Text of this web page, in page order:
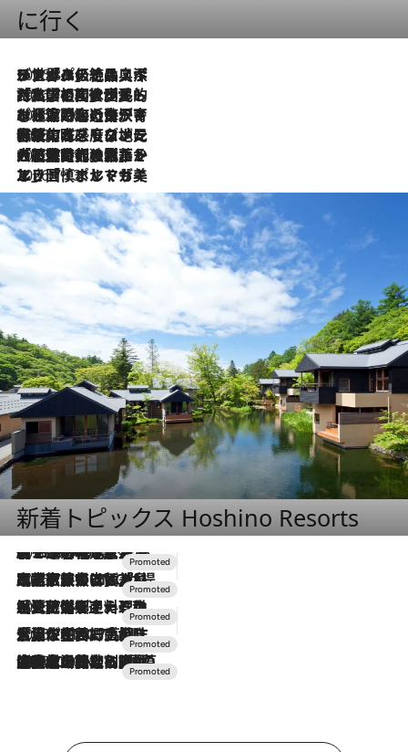
に行く
2026.8.8
リスボンの絶品スイーツ「パステル・デ・ナタ」とは？ポルトガル伝統の奥深い世界へ
2026.7.27
「私の祖国はポルトガル語です」国民的詩人フェルナンド・ペソアと、彼が愛した文学の街を歩く
2026.7.26
ポルトガル近海が育む極上の海の幸。キリリと冷えた白ワインと愉しむ、シーフード専門店の贅沢
2026.7.22
伝統の味をモダンに昇華。高感度な地元客が集う、リスボンの最旬ガストロノミー
2026.7.21
大航海時代の栄華から、震災、独裁、そして革命へ。ポルトガル・首都リスボンの石畳に刻まれた「歴史の光と影」
2026.7.13
エッセイ・ヤマザキマリ「慎ましくも美しき国 ポルトガル」
新着トピックス Hoshino Resorts
2026.8.7
【トンボの足水浴】ヒノキの香りに包まれて涼感マックス！約13℃の湧水かけ流しを避暑地「星野温泉 トンボの湯」で体験
2026.7.31
【ホテル帰省】という選択肢をOMOが提案。家族とほどよい距離を保つには「昼は実家、夜は気兼ねなくホテルで！」
2026.7.24
【夏限定ディナーコース】旬を迎える稚鮎や花ズッキーニなどをイタリア・トスカーナの郷土料理の手法で満喫！
2026.7.17
「土佐和ハーブかき氷」がOMO7高知に登場！生姜、山椒、大葉など目にも舌にも涼を呼ぶ郷土の味
2026.7.10
NEW OPEN！【界 草津】名湯の地に誕生。趣の異なる2種の温泉と上州ならではの会席・蕎麦割烹など美食を味わう究極の癒やし旅